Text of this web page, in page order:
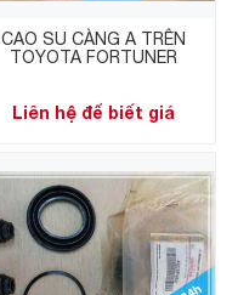
CAO SU CÀNG A TRÊN
TOYOTA FORTUNER
Liên hệ để biết giá